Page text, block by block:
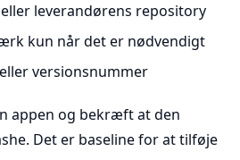
leverandørens repository
kun når det er nødvendigt
versionsnummer
appen og bekræft at den
Det er baseline for at tilføje